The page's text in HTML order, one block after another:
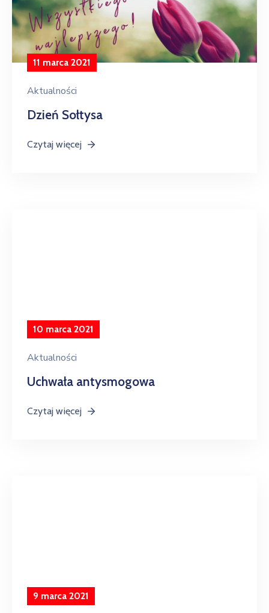
11 marca 2021
Aktualności
Dzień Sołtysa
Czytaj więcej
10 marca 2021
Aktualności
Uchwała antysmogowa
Czytaj więcej
9 marca 2021